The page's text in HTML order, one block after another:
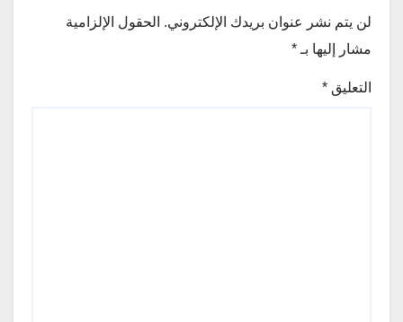
لن يتم نشر عنوان بريدك الإلكتروني. الحقول الإلزامية
مشار إليها بـ *
التعليق *